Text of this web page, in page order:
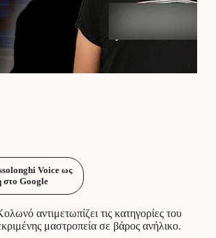
Voice ως
στο Google
αντιμετωπίζει τις κατηγορίες του
μαστροπεία σε βάρος ανήλικο.